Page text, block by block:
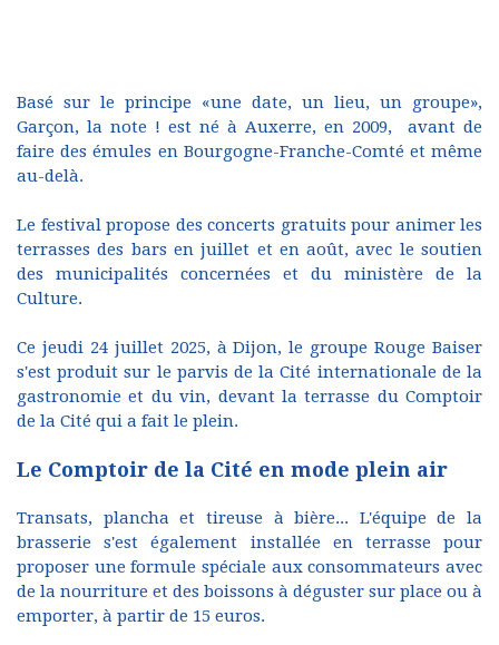
Basé sur le principe «une date, un lieu, un groupe»,
Garçon, la note ! est né à Auxerre, en 2009, avant de
faire des émules en Bourgogne-Franche-Comté et même
au-delà.
Le festival propose des concerts gratuits pour animer les
terrasses des bars en juillet et en août, avec le soutien
des municipalités concernées et du ministère de la
Culture.
Ce jeudi 24 juillet 2025, à Dijon, le groupe Rouge Baiser
s'est produit sur le parvis de la Cité internationale de la
gastronomie et du vin, devant la terrasse du Comptoir
de la Cité qui a fait le plein.
Le Comptoir de la Cité en mode plein air
Transats, plancha et tireuse à bière... L'équipe de la
brasserie s'est également installée en terrasse pour
proposer une formule spéciale aux consommateurs avec
de la nourriture et des boissons à déguster sur place ou à
emporter, à partir de 15 euros.